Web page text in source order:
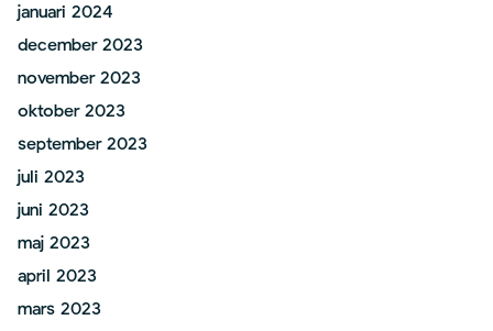
januari 2024
december 2023
november 2023
oktober 2023
september 2023
juli 2023
juni 2023
maj 2023
april 2023
mars 2023